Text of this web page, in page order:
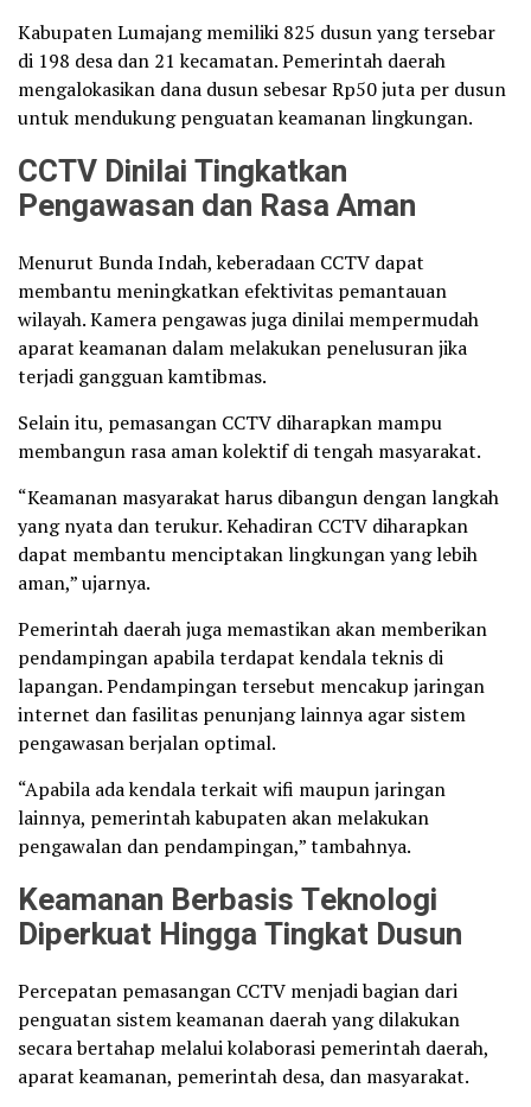
Kabupaten Lumajang memiliki 825 dusun yang tersebar
di 198 desa dan 21 kecamatan. Pemerintah daerah
mengalokasikan dana dusun sebesar Rp50 juta per dusun
untuk mendukung penguatan keamanan lingkungan.
CCTV Dinilai Tingkatkan
Pengawasan dan Rasa Aman
Menurut Bunda Indah, keberadaan CCTV dapat
membantu meningkatkan efektivitas pemantauan
wilayah. Kamera pengawas juga dinilai mempermudah
aparat keamanan dalam melakukan penelusuran jika
terjadi gangguan kamtibmas.
Selain itu, pemasangan CCTV diharapkan mampu
membangun rasa aman kolektif di tengah masyarakat.
“Keamanan masyarakat harus dibangun dengan langkah
yang nyata dan terukur. Kehadiran CCTV diharapkan
dapat membantu menciptakan lingkungan yang lebih
aman,” ujarnya.
Pemerintah daerah juga memastikan akan memberikan
pendampingan apabila terdapat kendala teknis di
lapangan. Pendampingan tersebut mencakup jaringan
internet dan fasilitas penunjang lainnya agar sistem
pengawasan berjalan optimal.
“Apabila ada kendala terkait wifi maupun jaringan
lainnya, pemerintah kabupaten akan melakukan
pengawalan dan pendampingan,” tambahnya.
Keamanan Berbasis Teknologi
Diperkuat Hingga Tingkat Dusun
Percepatan pemasangan CCTV menjadi bagian dari
penguatan sistem keamanan daerah yang dilakukan
secara bertahap melalui kolaborasi pemerintah daerah,
aparat keamanan, pemerintah desa, dan masyarakat.